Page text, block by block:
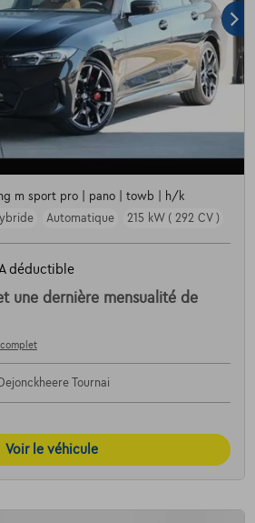
m sport pro | pano | towb | h/k
Automatique 215 kW ( 292 CV )
déductible
une dernière mensualité de
complet
Tournai
Voir le véhicule